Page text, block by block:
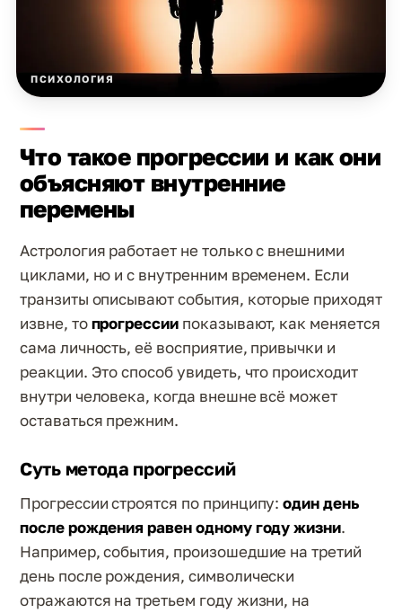
ПСИХОЛОГИЯ
Что такое прогрессии и как они
объясняют внутренние
перемены
Астрология работает не только с внешними
циклами, но и с внутренним временем. Если
транзиты описывают события, которые приходят
извне, топрогрессии показывают, как меняется
сама личность, её восприятие, привычки и
реакции. Это способ увидеть, что происходит
внутри человека, когда внешне всё может
оставаться прежним.
Суть метода прогрессий
Прогрессии строятся по принципу:один день
после рождения равен одному году жизни.
Например, события, произошедшие на третий
день после рождения, символически
отражаются на третьем году жизни, на